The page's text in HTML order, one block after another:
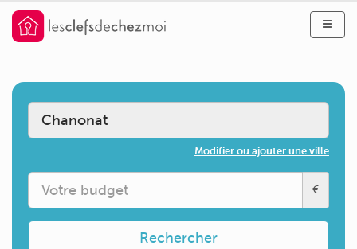
Modifier ou ajouter une ville
€
Rechercher